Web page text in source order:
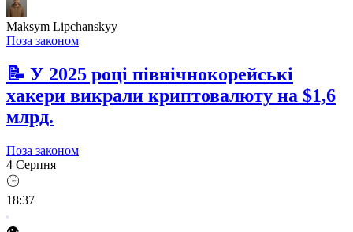
Maksym Lipchanskyy
Поза законом
📝 У 2025 році північнокорейські
хакери викрали криптовалюту на $1,6
млрд.
Поза законом
4 Серпня
🕒
18:37